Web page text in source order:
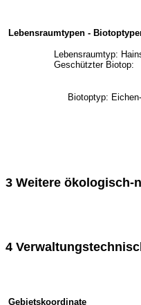
Lebensraumtypen -
Lebensraumtyp:
Geschützter Biotop:
Biotoptyp:
3 Weitere ökologisch-
4
Gebietskoordinate